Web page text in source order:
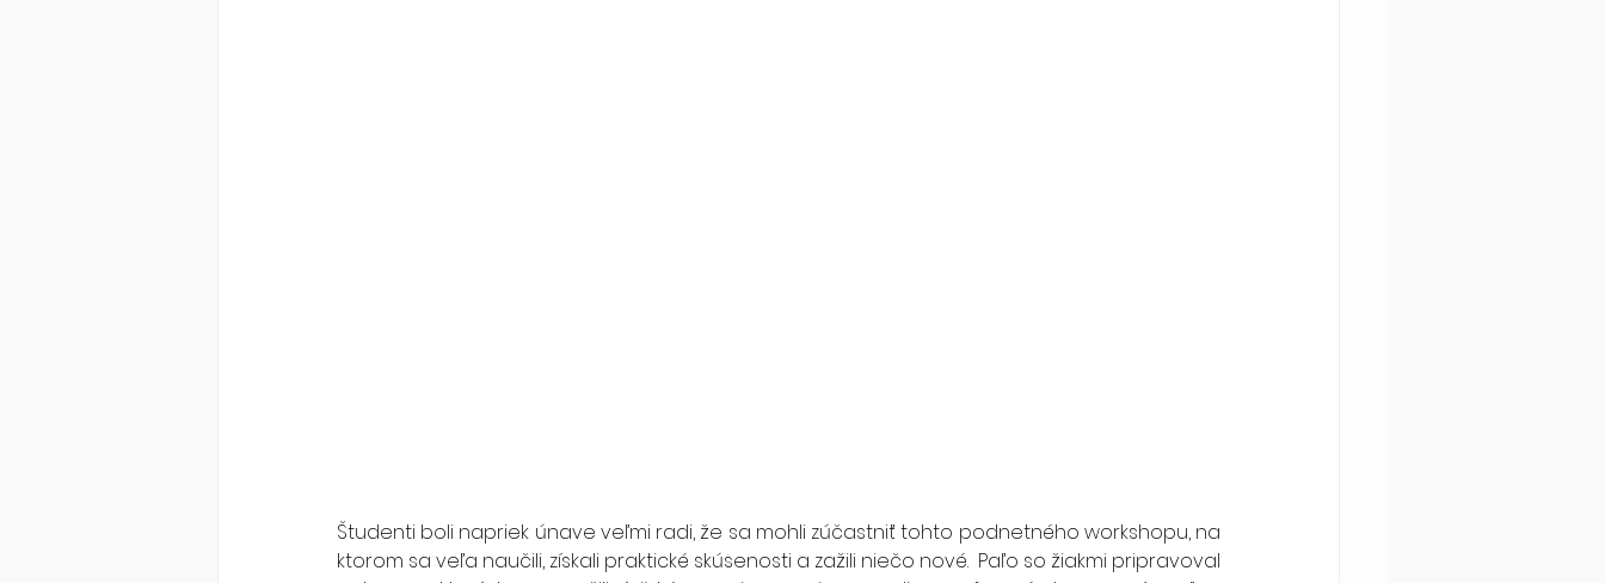
Študenti boli napriek únave veľmi radi, že sa mohli zúčastniť tohto podnetného workshopu, na
ktorom sa veľa naučili, získali praktické skúsenosti a zažili niečo nové.  Paľo so žiakmi pripravoval